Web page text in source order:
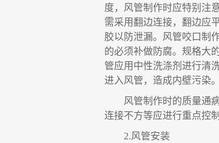
度， 风管制作时应特别注
需采用翻边连接， 翻边应
胶以防泄漏。风管咬口制
的必须补做防腐。规格大
管应用中性洗涤剂进行清
进 入风管，造成内壁污染。
风管制作时的质量通
连接不方等应进行重点控制
2.风管安装